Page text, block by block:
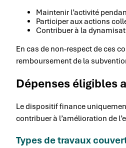
Maintenir l’activité
Participer aux actions
Contribuer à la
En cas de non-respect de ces
remboursement de la
Dépenses éligibles
Le dispositif finance
contribuer à l’amélioration de
Types de travaux